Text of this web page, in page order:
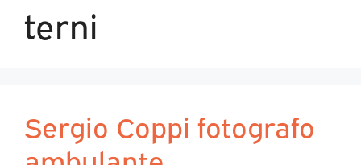
terni
Sergio Coppi fotografo